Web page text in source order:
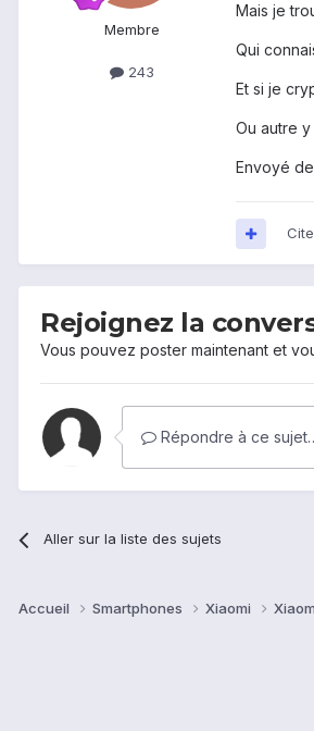
Membre
243
Mais je
Qui
Et si je
Ou autre
Envoyé
Rejoignez la
Vous pouvez poster maintenant et
Répondre à ce
Aller sur la liste des sujets
Accueil Smartphones Xiaomi